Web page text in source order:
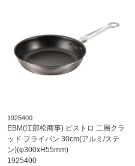
1925400
EBM(江部松商事) ビストロ 二層クラ
ッド フライパン 30cm(アルミ/ステ
ン)(φ300xH55mm)
1925400